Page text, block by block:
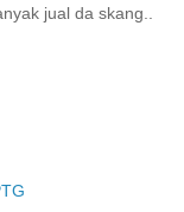
jual da skang..